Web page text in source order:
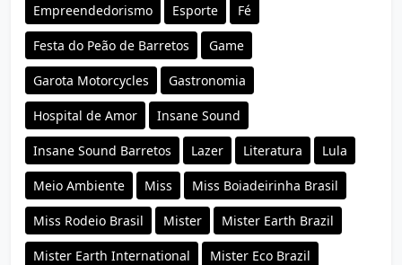
Empreendedorismo Esporte Fé
Festa do Peão de Barretos Game
Garota Motorcycles Gastronomia
Hospital de Amor Insane Sound
Insane Sound Barretos Lazer Literatura Lula
Meio Ambiente Miss Miss Boiadeirinha Brasil
Miss Rodeio Brasil Mister Mister Earth Brazil
Mister Earth International Mister Eco Brazil